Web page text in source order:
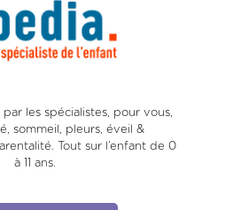
par les spécialistes, pour vous,
sommeil, pleurs, éveil &
Tout sur l’enfant de 0
à 11 ans.